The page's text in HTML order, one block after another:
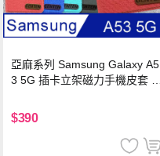
亞麻系列 Samsung Galaxy A5
3 5G 插卡立架磁力手機皮套 藍
$390